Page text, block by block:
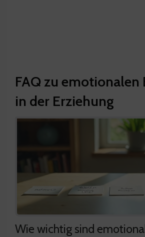
FAQ zu emotionalen
in der Erziehung
Wie wichtig sind